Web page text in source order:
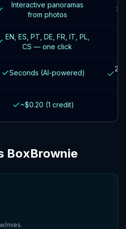
Interactive panoramas
from photos
EN, ES, PT, DE, FR, IT, PL,
CS — one click
Seconds (AI-powered) 24
~$0.20 (1 credit)
BoxBrownie
mies.